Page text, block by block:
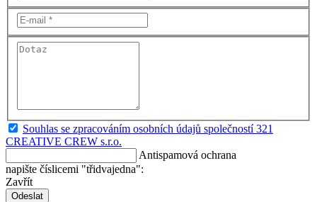
Souhlas se zpracováním osobních údajů společností 321
CREATIVE CREW s.r.o.
Antispamová ochrana
napište číslicemi "třidvajedna":
Zavřít
Odeslat